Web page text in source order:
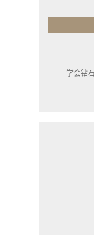
学会钻